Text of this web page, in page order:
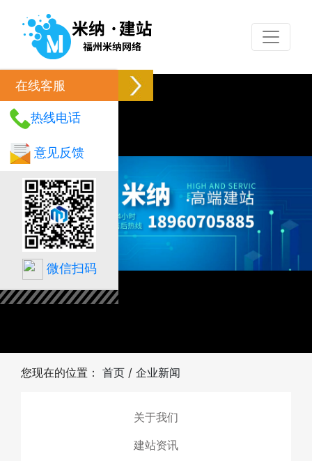
您现在的位置： 首页 / 企业新闻
关于我们
建站资讯
在线客服
热线电话
意见反馈
微信扫码